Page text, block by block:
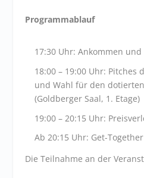
Programmablauf
17:30 Uhr: Ankommen
18:00 – 19:00 Uhr: Pitches
und Wahl für den
(Goldberger Saal, 1. Etage)
19:00 – 20:15 Uhr:
Ab 20:15 Uhr: Get-Together
Die Teilnahme an der